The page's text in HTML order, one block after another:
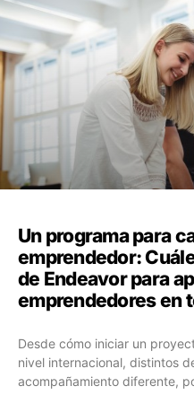
Un programa para
emprendedor:
de Endeavor para
emprendedores en
Desde cómo iniciar un
nivel internacional, distintos
acompañamiento diferente,